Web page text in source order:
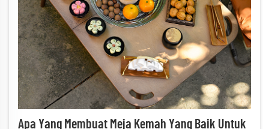
Apa Yang Membuat Meja Kemah Yang Baik Untuk